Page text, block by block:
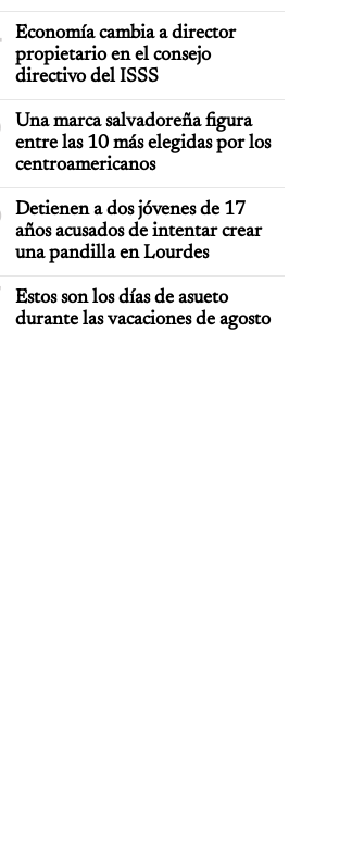
Economía cambia a director
propietario en el consejo
directivo del ISSS
Una marca salvadoreña figura
entre las 10 más elegidas por los
centroamericanos
Detienen a dos jóvenes de 17
años acusados de intentar crear
una pandilla en Lourdes
Estos son los días de asueto
durante las vacaciones de agosto